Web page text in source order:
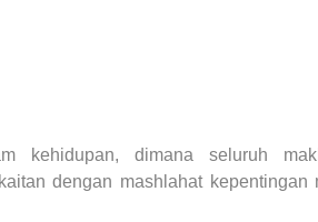
kehidupan, dimana seluruh
dengan mashlahat kepentingan